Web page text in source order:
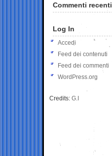
Commenti recenti
Log In
Accedi
Feed dei contenuti
Feed dei commenti
WordPress.org
Credits: G.I